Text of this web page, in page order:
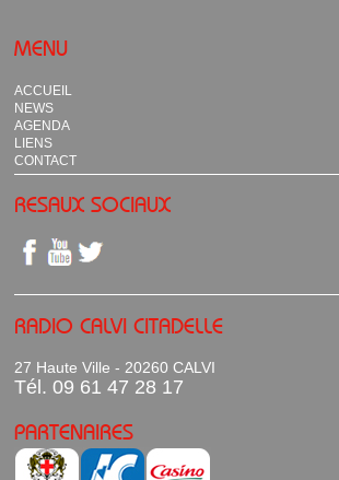
MENU
ACCUEIL
NEWS
AGENDA
LIENS
CONTACT
RESAUX SOCIAUX
RADIO CALVI CITADELLE
27 Haute Ville - 20260 CALVI
Tél. 09 61 47 28 17
PARTENAIRES